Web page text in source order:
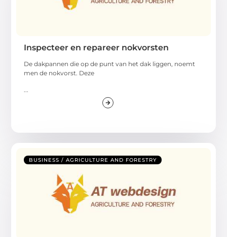
Inspecteer en repareer nokvorsten
De dakpannen die op de punt van het dak liggen, noemt
men de nokvorst. Deze
BUSINESS / AGRICULTURE AND FORESTRY